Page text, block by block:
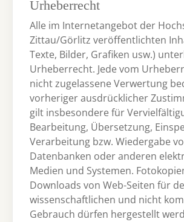
Urheberrecht
Alle im Internetangebot der
Zittau/Görlitz veröffentlichten
Texte, Bilder, Grafiken usw.)
Urheberrecht. Jede vom
nicht zugelassene Verwertung
vorheriger ausdrücklicher
gilt insbesondere für
Bearbeitung, Übersetzung,
Verarbeitung bzw. Wiedergabe
Datenbanken oder anderen
Medien und Systemen.
Downloads von Web-Seiten für
wissenschaftlichen und nicht
Gebrauch dürfen hergestellt